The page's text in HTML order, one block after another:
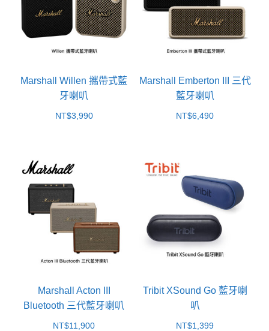
Marshall Willen 攜帶式藍
牙喇叭
NT$3,990
Marshall Emberton III 三代
藍牙喇叭
NT$6,490
Marshall Acton III
Bluetooth 三代藍牙喇叭
NT$11,900
Tribit XSound Go 藍牙喇
叭
NT$1,399